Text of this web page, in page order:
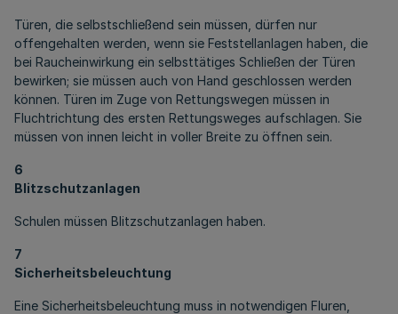
Türen, die selbstschließend sein müssen, dürfen nur
offengehalten werden, wenn sie Feststellanlagen haben, die
bei Raucheinwirkung ein selbsttätiges Schließen der Türen
bewirken; sie müssen auch von Hand geschlossen werden
können. Türen im Zuge von Rettungswegen müssen in
Fluchtrichtung des ersten Rettungsweges aufschlagen. Sie
müssen von innen leicht in voller Breite zu öffnen sein.
6
Blitzschutzanlagen
Schulen müssen Blitzschutzanlagen haben.
7
Sicherheitsbeleuchtung
Eine Sicherheitsbeleuchtung muss in notwendigen Fluren,